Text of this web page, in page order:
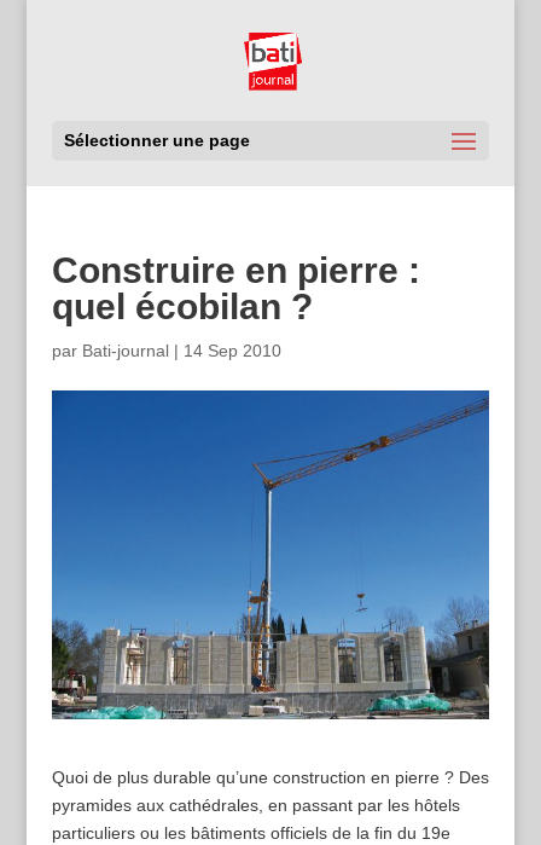
Sélectionner une page
Construire en pierre :
quel écobilan ?
par Bati-journal| 14 Sep 2010
Quoi de plus durable qu’une construction en pierre ? Des
pyramides aux cathédrales, en passant par les hôtels
particuliers ou les bâtiments officiels de la fin du 19e